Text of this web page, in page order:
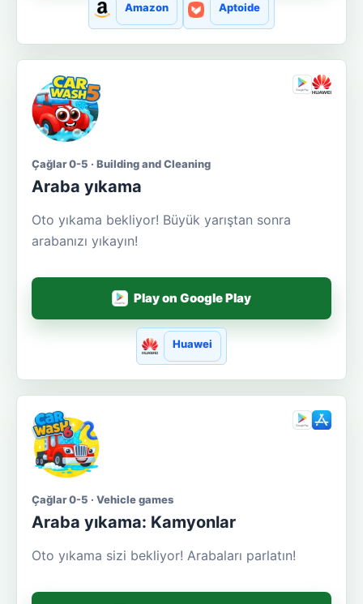
Amazon Aptoide
Çağlar 0-5 · Building and Cleaning
Araba yıkama
Oto yıkama bekliyor! Büyük yarıştan sonra
arabanızı yıkayın!
Play on Google Play
Huawei
Çağlar 0-5 · Vehicle games
Araba yıkama: Kamyonlar
Oto yıkama sizi bekliyor! Arabaları parlatın!